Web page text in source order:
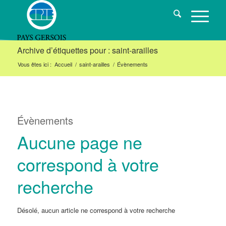
Archive d’étiquettes pour : saint-arailles
Vous êtes ici : Accueil / saint-arailles / Évènements
Évènements
Aucune page ne
correspond à votre
recherche
Désolé, aucun article ne correspond à votre recherche